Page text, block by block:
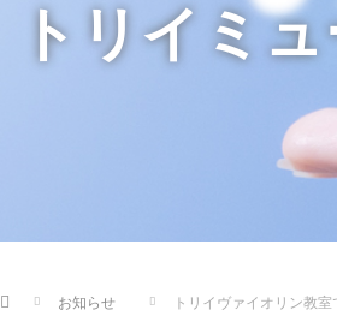
トリイミ
Home お知らせ トリイヴァイオリン教